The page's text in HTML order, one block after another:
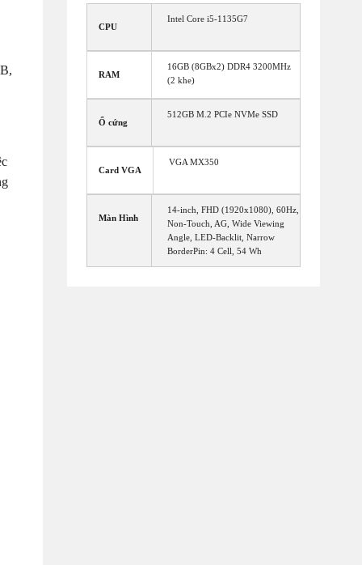
CPU
Intel Core i5-1135G7
RAM
16GB (8GBx2) DDR4 3200MHz
(2 khe)
Ổ cứng
512GB M.2 PCIe NVMe SSD
Card VGA
VGA MX350
Màn Hình
14-inch, FHD (1920x1080), 60Hz,
Non-Touch, AG, Wide Viewing
Angle, LED-Backlit, Narrow
BorderPin: 4 Cell, 54 Wh